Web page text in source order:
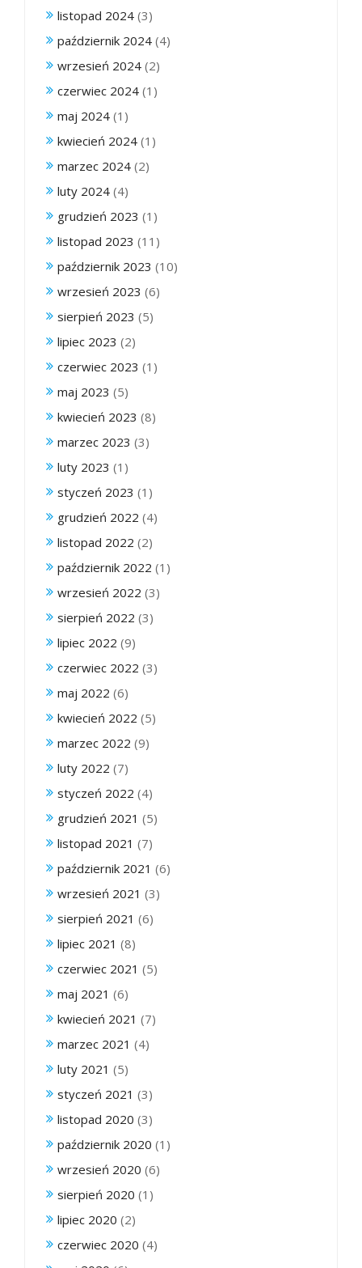
listopad 2024 (3)
październik 2024 (4)
wrzesień 2024 (2)
czerwiec 2024 (1)
maj 2024 (1)
kwiecień 2024 (1)
marzec 2024 (2)
luty 2024 (4)
grudzień 2023 (1)
listopad 2023 (11)
październik 2023 (10)
wrzesień 2023 (6)
sierpień 2023 (5)
lipiec 2023 (2)
czerwiec 2023 (1)
maj 2023 (5)
kwiecień 2023 (8)
marzec 2023 (3)
luty 2023 (1)
styczeń 2023 (1)
grudzień 2022 (4)
listopad 2022 (2)
październik 2022 (1)
wrzesień 2022 (3)
sierpień 2022 (3)
lipiec 2022 (9)
czerwiec 2022 (3)
maj 2022 (6)
kwiecień 2022 (5)
marzec 2022 (9)
luty 2022 (7)
styczeń 2022 (4)
grudzień 2021 (5)
listopad 2021 (7)
październik 2021 (6)
wrzesień 2021 (3)
sierpień 2021 (6)
lipiec 2021 (8)
czerwiec 2021 (5)
maj 2021 (6)
kwiecień 2021 (7)
marzec 2021 (4)
luty 2021 (5)
styczeń 2021 (3)
listopad 2020 (3)
październik 2020 (1)
wrzesień 2020 (6)
sierpień 2020 (1)
lipiec 2020 (2)
czerwiec 2020 (4)